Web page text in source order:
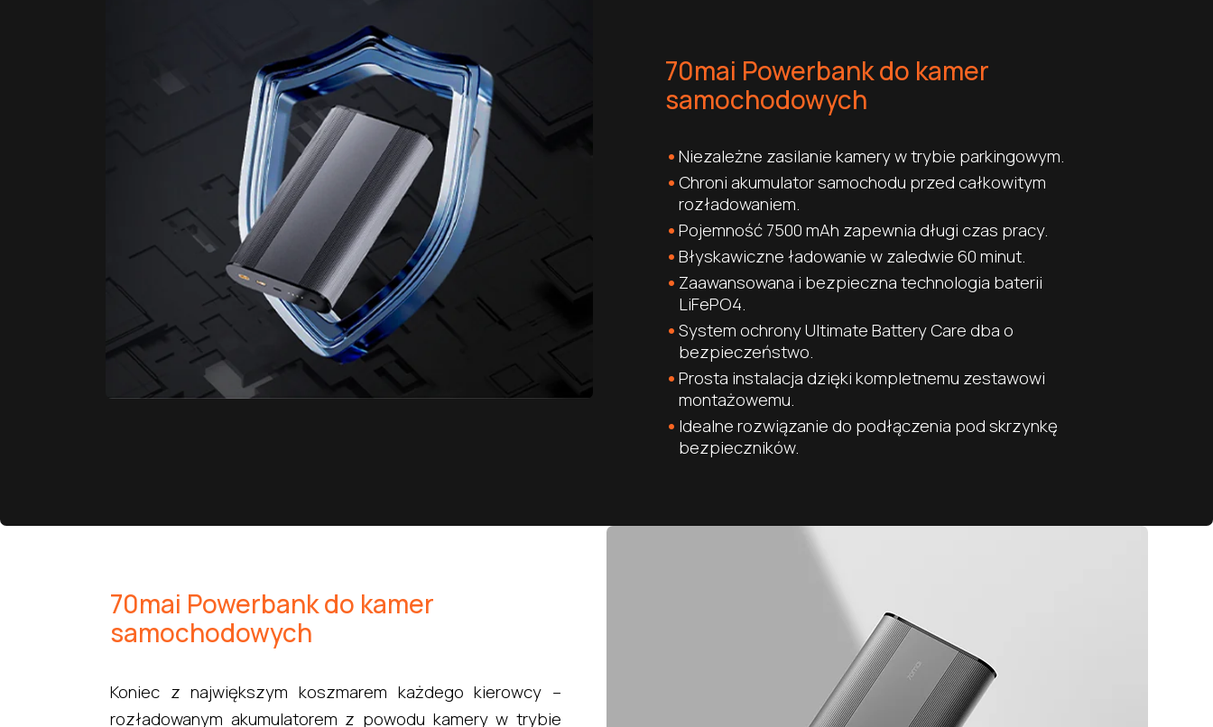
70mai Powerbank do kamer
samochodowych
Niezależne zasilanie kamery w trybie parkingowym.
Chroni akumulator samochodu przed całkowitym
rozładowaniem.
Pojemność 7500 mAh zapewnia długi czas pracy.
Błyskawiczne ładowanie w zaledwie 60 minut.
Zaawansowana i bezpieczna technologia baterii
LiFePO4.
System ochrony Ultimate Battery Care dba o
bezpieczeństwo.
Prosta instalacja dzięki kompletnemu zestawowi
montażowemu.
Idealne rozwiązanie do podłączenia pod skrzynkę
bezpieczników.
70mai Powerbank do kamer
samochodowych
Koniec z największym koszmarem każdego kierowcy –
rozładowanym akumulatorem z powodu kamery w trybie